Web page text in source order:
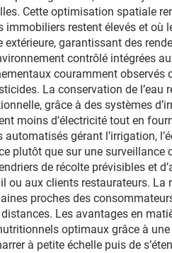
Cette optimisation spatiale
restent élevés et
garantissant des
contrôlé intégrées
couramment
La conservation de
grâce à des systèmes
moins d’électricité tout en
gérant l’irrigation,
plutôt que sur une
de récolte prévisibles et
ou aux clients restaurateurs.
proches des
Les avantages en
optimaux grâce à
à petite échelle puis de